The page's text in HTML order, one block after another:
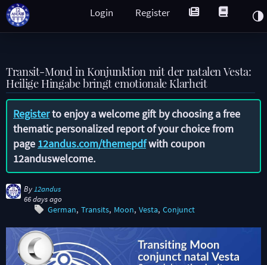
Register
Login
Transit-Mond in Konjunktion mit der natalen Vesta:
Heilige Hingabe bringt emotionale Klarheit
Registerto enjoy a welcome gift by choosing a free
thematic personalized report of your choice from
page 12andus.com/themepdfwith coupon
12anduswelcome.
By 12andus
66 days ago
German Transits Moon Vesta Conjunct